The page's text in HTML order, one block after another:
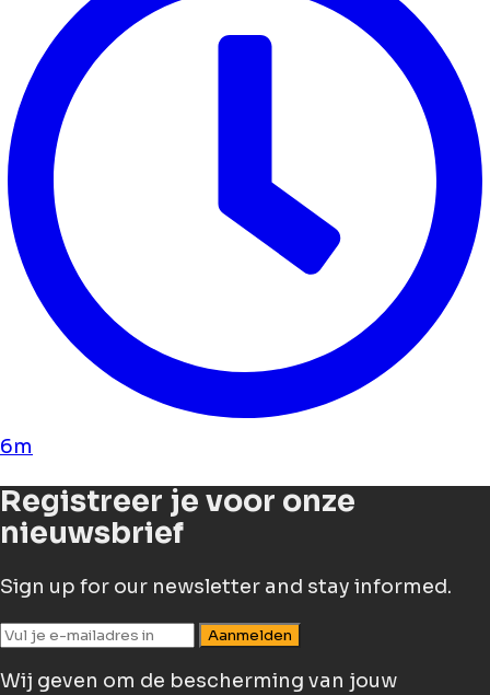
6m
Registreer je voor onze
nieuwsbrief
Sign up for our newsletter and stay informed.
Aanmelden
Wij geven om de bescherming van jouw